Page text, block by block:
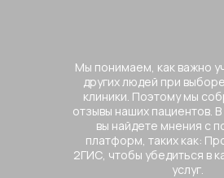
Мы понимаем, как важно
других людей при
клиники. Поэтому мы
отзывы наших пациентов.
вы найдете мнения с
платформ, таких как:
2ГИС, чтобы убедиться в
услуг.